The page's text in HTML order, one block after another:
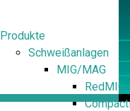
Produkte
Schweißanlagen
MIG/MAG
RedMIG